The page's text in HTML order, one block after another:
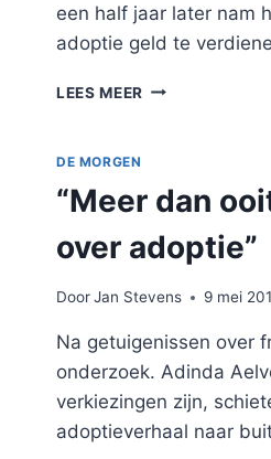
een half jaar later nam
adoptie geld te
LEES MEER “TE
VERMOMDE
DE MORGEN
“Meer dan
over adoptie”
DoorJan Stevens 9 mei
Na getuigenissen over
onderzoek. Adinda
verkiezingen zijn,
adoptieverhaal naar